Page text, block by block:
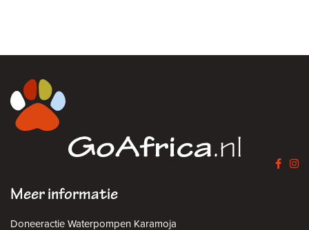
Meer informatie
Doneeractie Waterpompen Karamoja